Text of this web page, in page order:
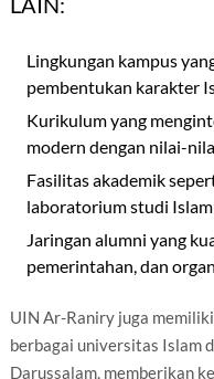
Lingkungan kampus
pembentukan karakter
Kurikulum yang
modern dengan nilai-
Fasilitas akademik
laboratorium studi Islam
Jaringan alumni yang
pemerintahan, dan
UIN Ar-Raniry juga
berbagai universitas Islam
Darussalam, memberikan